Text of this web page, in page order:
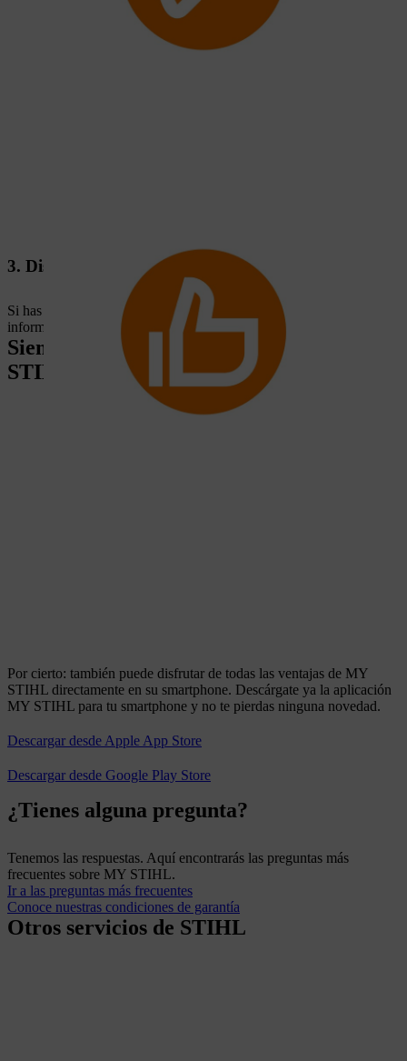
3. Disfrutar de las ventajas
Si has añadido tu máquina a MY STIHL, tendrás toda la
información sobre tus máquinas al alcance de la mano.
Siempre contigo: la aplicación MY
STIHL para tu smartphone
Por cierto: también puede disfrutar de todas las ventajas de MY
STIHL directamente en su smartphone. Descárgate ya la aplicación
MY STIHL para tu smartphone y no te pierdas ninguna novedad.
Descargar desde Apple App Store
Descargar desde Google Play Store
¿Tienes alguna pregunta?
Tenemos las respuestas. Aquí encontrarás las preguntas más
frecuentes sobre MY STIHL.
Ir a las preguntas más frecuentes
Conoce nuestras condiciones de garantía
Otros servicios de STIHL